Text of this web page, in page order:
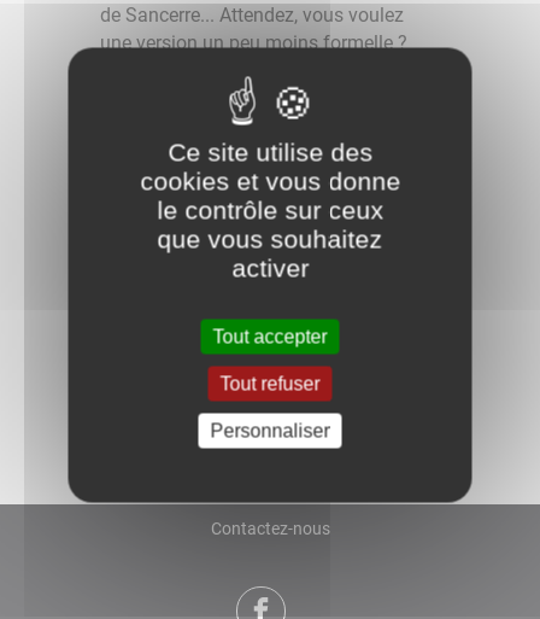
de Sancerre... Attendez, vous voulez
une version un peu moins formelle ?
Page de base
Route Nationale 7
En traversant la Nièvre, la RN 7 suit le
cours majestueux de la Loire et s’étire
tout au long des vignobles
souvent citée comme l’une des
premières étapes gastronomiques sur
la RN 7 avec cinq restaurants étoilés
au guide Michelin entre 1960 et 1965.
Contactez-nous
Ce site utilise des
cookies et vous donne
le contrôle sur ceux
que vous souhaitez
activer
Tout accepter
Tout refuser
Personnaliser